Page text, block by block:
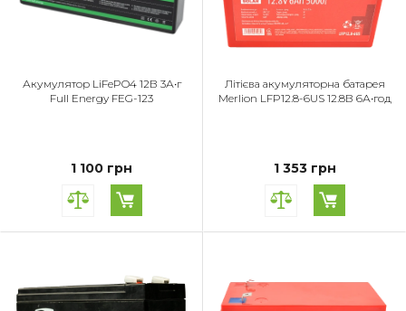
Акумулятор LiFePO4 12В 3А•г
Full Energy FEG-123
1 100 грн
Літієва акумуляторна батарея
Merlion LFP12.8-6US 12.8В 6А•год
1 353 грн